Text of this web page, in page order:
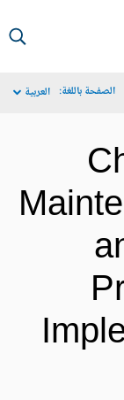
الصفحة باللغة: العربية